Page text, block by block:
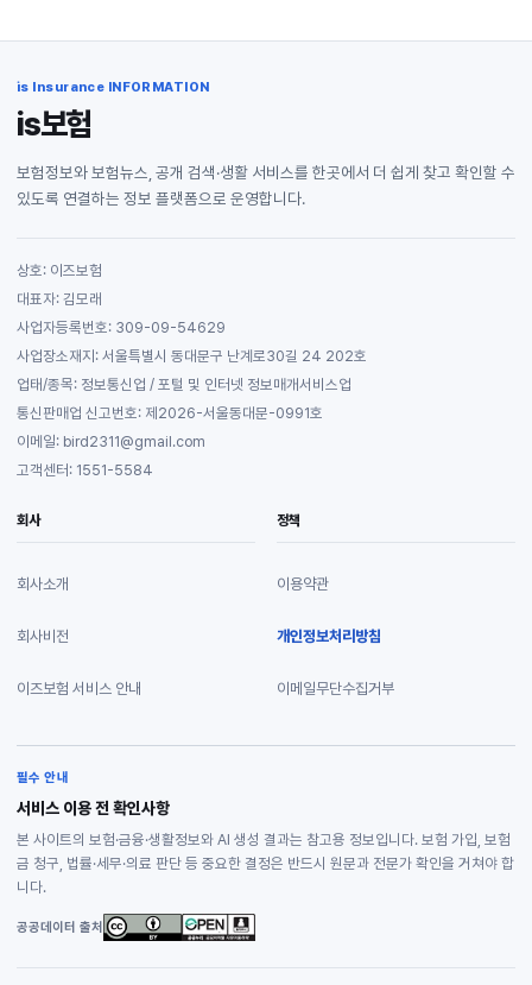
is Insurance INFORMATION
is보험
보험정보와 보험뉴스, 공개 검색·생활 서비스를 한곳에서 더 쉽게 찾고 확인할 수
있도록 연결하는 정보 플랫폼으로 운영합니다.
상호: 이즈보험
대표자: 김모래
사업자등록번호: 309-09-54629
사업장소재지: 서울특별시 동대문구 난계로30길 24 202호
업태/종목: 정보통신업 / 포털 및 인터넷 정보매개서비스업
통신판매업 신고번호: 제2026-서울동대문-0991호
이메일: bird2311@gmail.com
고객센터: 1551-5584
회사
회사소개
회사비전
이즈보험 서비스 안내
정책
이용약관
개인정보처리방침
이메일무단수집거부
필수 안내
서비스 이용 전 확인사항
본 사이트의 보험·금융·생활정보와 AI 생성 결과는 참고용 정보입니다. 보험 가입, 보험
금 청구, 법률·세무·의료 판단 등 중요한 결정은 반드시 원문과 전문가 확인을 거쳐야 합
니다.
공공데이터 출처